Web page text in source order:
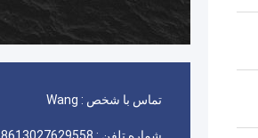
تماس با شخص : Wang